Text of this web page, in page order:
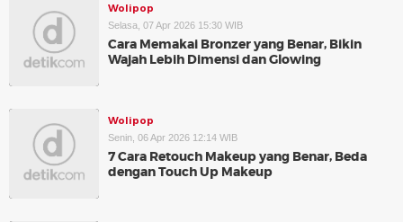
Wolipop
Selasa, 07 Apr 2026 15:30 WIB
Cara Memakai Bronzer yang Benar, Bikin
Wajah Lebih Dimensi dan Glowing
Wolipop
Senin, 06 Apr 2026 12:14 WIB
7 Cara Retouch Makeup yang Benar, Beda
dengan Touch Up Makeup